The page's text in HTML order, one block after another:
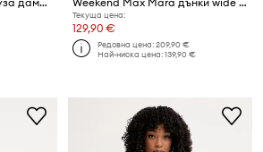
Текуща цена:
129,90 €
Редовна цена:209,90 €
Най-ниска цена:139,90 €